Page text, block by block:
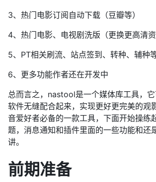
3、热门电影订阅自动下载（豆瓣等）
4、热门电影、电视剧洗版（更换更高清资
5、PT相关刷流、站点签到、转种、辅种
6、更多功能作者还在开发中
总而言之，nastool是一个媒体库工具，
软件无缝配合起来，实现更好更完美的观
音爱好者必备的一款工具，下面开始操练
题，消息通知和插件里面的一些功能和还
讲。
前期准备